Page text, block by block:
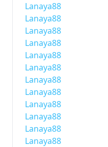
Lanaya88
Lanaya88
Lanaya88
Lanaya88
Lanaya88
Lanaya88
Lanaya88
Lanaya88
Lanaya88
Lanaya88
Lanaya88
Lanaya88